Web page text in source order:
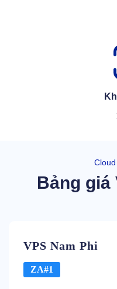
Bảng giá
VPS Nam Phi
ZA#1